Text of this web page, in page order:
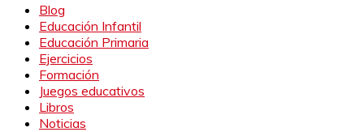
Blog
Educación Infantil
Educación Primaria
Ejercicios
Formación
Juegos educativos
Libros
Noticias